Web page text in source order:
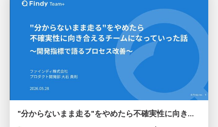
"分からないまま走る"をやめたら不確実性に向き合えるチームになっていった話 ～開発指標で語るプロセス改善～